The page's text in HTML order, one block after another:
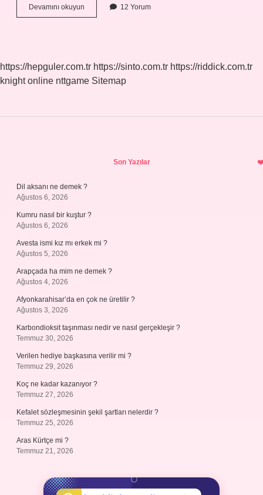
Devamını okuyun
Ne
12 Yorum
https://hepguler.com.tr https://sinto.com.tr https://riddick.com.tr
knight online nttgame Sitemap
Son Yazılar
Dil aksanı ne demek ?
Ağustos 6, 2026
Kumru nasıl bir kuştur ?
Ağustos 6, 2026
Avesta ismi kız mı erkek mi ?
Ağustos 5, 2026
Arapçada ha mim ne demek ?
Ağustos 4, 2026
Afyonkarahisar’da en çok ne üretilir ?
Ağustos 3, 2026
Karbondioksit taşınması nedir ve nasıl gerçekleşir ?
Temmuz 30, 2026
Verilen hediye başkasına verilir mi ?
Temmuz 29, 2026
Koç ne kadar kazanıyor ?
Temmuz 27, 2026
Kefalet sözleşmesinin şekil şartları nelerdir ?
Temmuz 25, 2026
Aras Kürtçe mi ?
Temmuz 21, 2026